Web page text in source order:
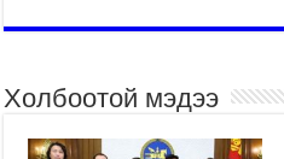
Холбоотой мэдээ